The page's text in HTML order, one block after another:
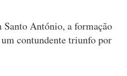
António, a formação
contundente triunfo por